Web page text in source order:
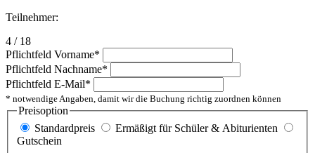
Teilnehmer:
4 / 18
Pflichtfeld Vorname*
Pflichtfeld Nachname*
Pflichtfeld E-Mail*
* notwendige Angaben, damit wir die Buchung richtig zuordnen können
Preisoption
Standardpreis
Ermäßigt für Schüler & Abiturienten
Gutschein